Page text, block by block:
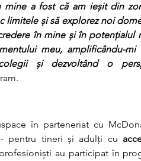
mine a fost că am ieșit din
limitele și să explorez noi
în mine și în potențialul
meu, amplificându-
și dezvoltând o
în parteneriat cu
pentru tineri și adulți cu
au participat în